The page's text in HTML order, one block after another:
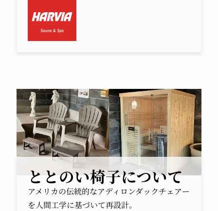
ととのい椅子について
アメリカの伝統的なアディロンダックチェアー
を人間工学に基づいて再設計。